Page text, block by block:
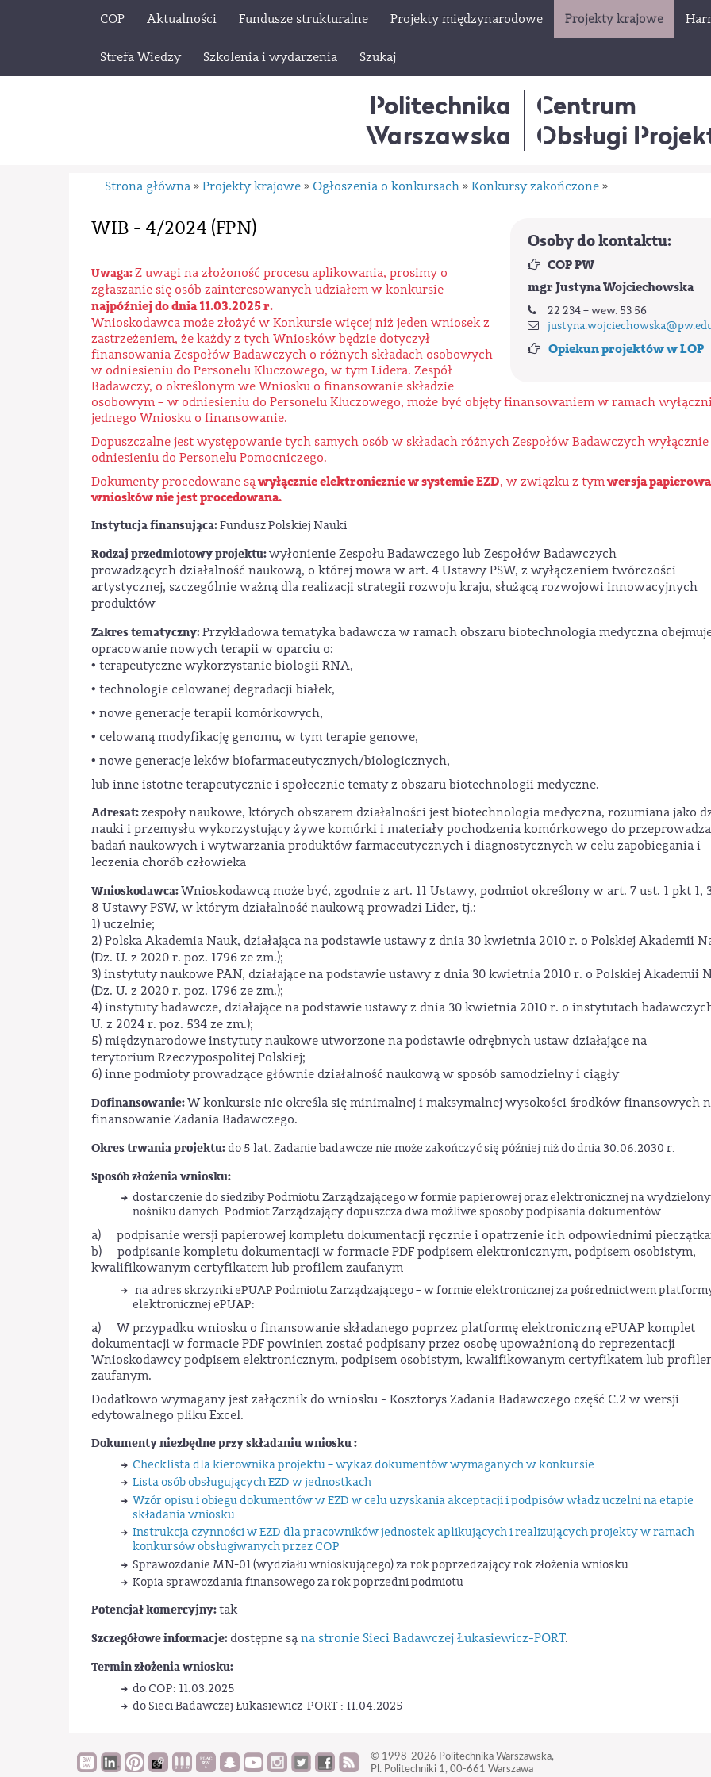
COP Aktualności Fundusze strukturalne Projekty międzynarodowe Projekty krajowe
Strefa Wiedzy Szkolenia i wydarzenia Szukaj
Politechnika
Warszawska
Centrum
Obsługi
Strona główna » Projekty krajowe » Ogłoszenia o konkursach » Konkursy zakończone »
Osoby do kontaktu:
COP PW
mgr Justyna Wojciechowska
22 234 + wew. 53 56
Opiekun projektów w LOP
WIB - 4/2024 (FPN)
Uwaga:Z uwagi na złożoność procesu aplikowania, prosimy o
zgłaszanie się osób zainteresowanych udziałem w konkursie
najpóźniej do dnia 11.03.2025 r.
Wnioskodawca może złożyć w Konkursie więcej niż jeden wniosek z
zastrzeżeniem, że każdy z tych Wniosków będzie dotyczył
finansowania Zespołów Badawczych o różnych składach osobowych
w odniesieniu do Personelu Kluczowego, w tym Lidera. Zespół
Badawczy, o określonym we Wniosku o finansowanie składzie
osobowym – w odniesieniu do Personelu Kluczowego, może być objęty finansowaniem w ramach
jednego Wniosku o finansowanie.
Dopuszczalne jest występowanie tych samych osób w składach różnych Zespołów Badawczych
odniesieniu do Personelu Pomocniczego.
Dokumenty procedowane sąwyłącznie elektronicznie w systemie EZD, w związku z tymwersja papierowa
wniosków nie jest procedowana.
Instytucja finansująca:Fundusz Polskiej Nauki
Rodzaj przedmiotowy projektu:wyłonienie Zespołu Badawczego lub Zespołów Badawczych
prowadzących działalność naukową, o której mowa w art. 4 Ustawy PSW, z wyłączeniem twórczości
artystycznej, szczególnie ważną dla realizacji strategii rozwoju kraju, służącą rozwojowi innowacyjnych
produktów
Zakres tematyczny:Przykładowa tematyka badawcza w ramach obszaru biotechnologia medyczna
opracowanie nowych terapii w oparciu o:
• terapeutyczne wykorzystanie biologii RNA,
• technologie celowanej degradacji białek,
• nowe generacje terapii komórkowych,
• celowaną modyfikację genomu, w tym terapie genowe,
• nowe generacje leków biofarmaceutycznych/biologicznych,
lub inne istotne terapeutycznie i społecznie tematy z obszaru biotechnologii medyczne.
Adresat:zespoły naukowe, których obszarem działalności jest biotechnologia medyczna, rozumiana jako
nauki i przemysłu wykorzystujący żywe komórki i materiały pochodzenia komórkowego do
badań naukowych i wytwarzania produktów farmaceutycznych i diagnostycznych w celu zapobiegania i
leczenia chorób człowieka
Wnioskodawca:Wnioskodawcą może być, zgodnie z art. 11 Ustawy, podmiot określony w art. 7 ust. 1 pkt 1,
8 Ustawy PSW, w którym działalność naukową prowadzi Lider, tj.:
1) uczelnie;
2) Polska Akademia Nauk, działająca na podstawie ustawy z dnia 30 kwietnia 2010 r. o Polskiej Akademii
(Dz. U. z 2020 r. poz. 1796 ze zm.);
3) instytuty naukowe PAN, działające na podstawie ustawy z dnia 30 kwietnia 2010 r. o Polskiej Akademii
(Dz. U. z 2020 r. poz. 1796 ze zm.);
4) instytuty badawcze, działające na podstawie ustawy z dnia 30 kwietnia 2010 r. o instytutach
U. z 2024 r. poz. 534 ze zm.);
5) międzynarodowe instytuty naukowe utworzone na podstawie odrębnych ustaw działające na
terytorium Rzeczypospolitej Polskiej;
6) inne podmioty prowadzące głównie działalność naukową w sposób samodzielny i ciągły
Dofinansowanie:W konkursie nie określa się minimalnej i maksymalnej wysokości środków finansowych
finansowanie Zadania Badawczego.
Okres trwania projektu: do 5 lat. Zadanie badawcze nie może zakończyć się później niż do dnia 30.06.2030 r.
Sposób złożenia wniosku:
dostarczenie do siedziby Podmiotu Zarządzającego w formie papierowej oraz elektronicznej na
nośniku danych. Podmiot Zarządzający dopuszcza dwa możliwe sposoby podpisania dokumentów:
a) podpisanie wersji papierowej kompletu dokumentacji ręcznie i opatrzenie ich odpowiednimi
b) podpisanie kompletu dokumentacji w formacie PDF podpisem elektronicznym, podpisem osobistym,
kwalifikowanym certyfikatem lub profilem zaufanym
na adres skrzynki ePUAP Podmiotu Zarządzającego – w formie elektronicznej za pośrednictwem
elektronicznej ePUAP:
a) W przypadku wniosku o finansowanie składanego poprzez platformę elektroniczną ePUAP komplet
dokumentacji w formacie PDF powinien zostać podpisany przez osobę upoważnioną do reprezentacji
Wnioskodawcy podpisem elektronicznym, podpisem osobistym, kwalifikowanym certyfikatem lub
zaufanym.
Dodatkowo wymagany jest załącznik do wniosku - Kosztorys Zadania Badawczego część C.2 w wersji
edytowalnego pliku Excel.
Dokumenty niezbędne przy składaniu wniosku :
Checklista dla kierownika projektu – wykaz dokumentów wymaganych w konkursie
Lista osób obsługujących EZD w jednostkach
Wzór opisu i obiegu dokumentów w EZD w celu uzyskania akceptacji i podpisów władz uczelni na etapie
składania wniosku
Instrukcja czynności w EZD dla pracowników jednostek aplikujących i realizujących projekty w ramach
konkursów obsługiwanych przez COP
Sprawozdanie MN-01 (wydziału wnioskującego) za rok poprzedzający rok złożenia wniosku
Kopia sprawozdania finansowego za rok poprzedni podmiotu
Potencjał komercyjny:tak
Szczegółowe informacje: dostępne są na stronie Sieci Badawczej Łukasiewicz-PORT.
Termin złożenia wniosku:
do COP: 11.03.2025
do Sieci Badawczej Łukasiewicz-PORT : 11.04.2025
© 1998-2026 Politechnika Warszawska,
Pl. Politechniki 1, 00-661 Warszawa